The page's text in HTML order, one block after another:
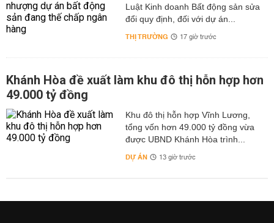
Luật Kinh doanh Bất động sản sửa
đổi quy định, đối với dự án...
THỊ TRƯỜNG 17 giờ trước
Khánh Hòa đề xuất làm khu đô thị hỗn hợp hơn
49.000 tỷ đồng
Khu đô thị hỗn hợp Vĩnh Lương,
tổng vốn hơn 49.000 tỷ đồng vừa
được UBND Khánh Hòa trình...
DỰ ÁN 13 giờ trước